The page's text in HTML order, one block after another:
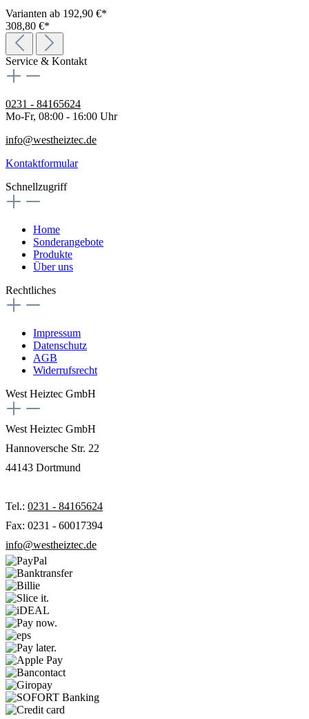
Varianten ab 192,90 €*
308,80 €*
Service & Kontakt
0231 - 84165624
Mo-Fr, 08:00 - 16:00 Uhr
info@westheiztec.de
Kontaktformular
Schnellzugriff
Home
Sonderangebote
Produkte
Über uns
Rechtliches
Impressum
Datenschutz
AGB
Widerrufsrecht
West Heiztec GmbH
West Heiztec GmbH
Hannoversche Str. 22
44143 Dortmund
Tel.: 0231 - 84165624
Fax: 0231 - 60017394
info@westheiztec.de